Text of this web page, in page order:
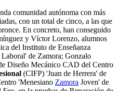
comunidad autónoma con más
con un total de cinco, a las que
En concreto, han conseguido
y Víctor Lorenzo, alumnos
del Instituto de Enseñanza
de Zamora; Gonzalo
Diseño Mecánico CAD del Centro
(CIFP) 'Juan de Herrera' de
'Menesiano Zamora Joven' de